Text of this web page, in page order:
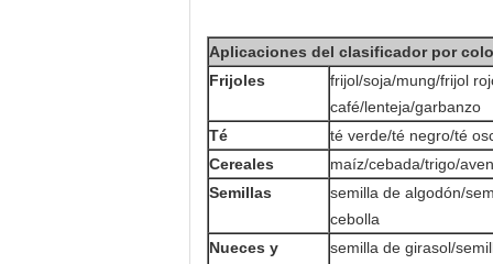
Aplicaciones del clasificador por
Frijoles
frijol/soja/mung/frijol
café/lenteja/garbanzo
Té
té verde/té negro/té
Cereales
maíz/cebada/trigo/
Semillas
semilla de algodón/
cebolla
Nueces y
semilla de girasol/